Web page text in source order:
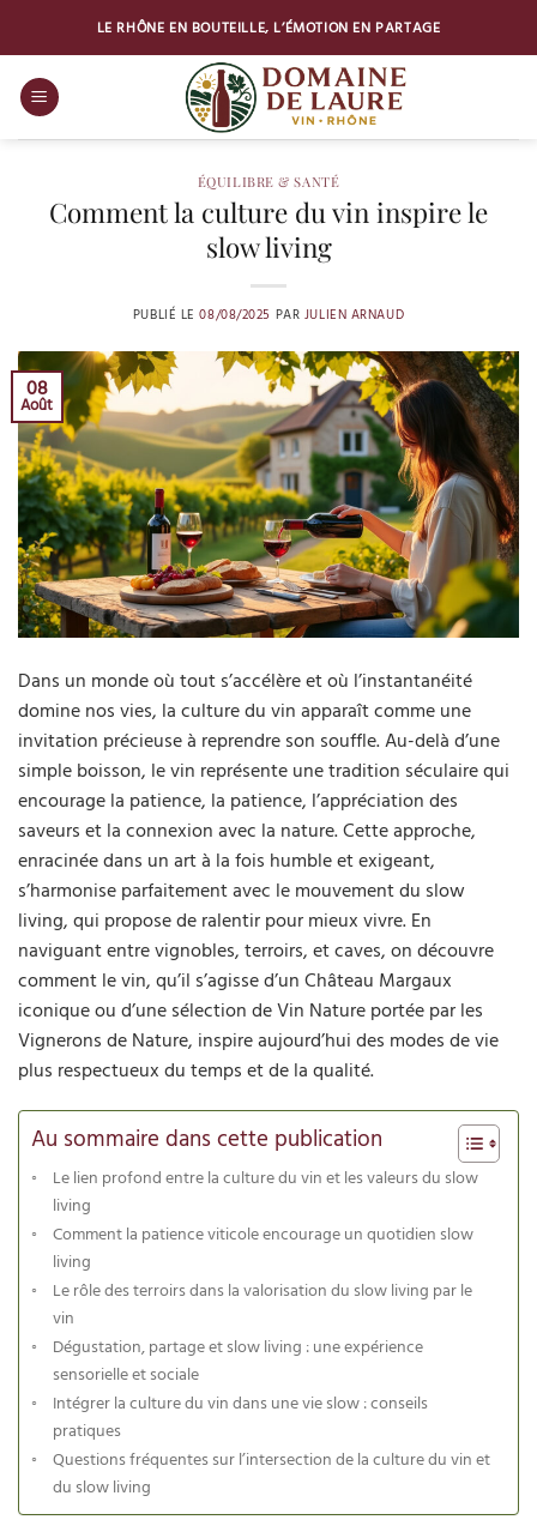
contenu
LE RHÔNE EN BOUTEILLE, L’ÉMOTION EN PARTAGE
ÉQUILIBRE & SANTÉ
Comment la culture du vin inspire le
slow living
PUBLIÉ LE08/08/2025 PAR JULIEN ARNAUD
08
Août
Dans un monde où tout s’accélère et où l’instantanéité
domine nos vies, la culture du vin apparaît comme une
invitation précieuse à reprendre son souffle. Au-delà d’une
simple boisson, le vin représente une tradition séculaire qui
encourage la patience, la patience, l’appréciation des
saveurs et la connexion avec la nature. Cette approche,
enracinée dans un art à la fois humble et exigeant,
s’harmonise parfaitement avec le mouvement du slow
living, qui propose de ralentir pour mieux vivre. En
naviguant entre vignobles, terroirs, et caves, on découvre
comment le vin, qu’il s’agisse d’un Château Margaux
iconique ou d’une sélection de Vin Nature portée par les
Vignerons de Nature, inspire aujourd’hui des modes de vie
plus respectueux du temps et de la qualité.
Au sommaire dans cette publication
Le lien profond entre la culture du vin et les valeurs du slow
living
Comment la patience viticole encourage un quotidien slow
living
Le rôle des terroirs dans la valorisation du slow living par le
vin
Dégustation, partage et slow living : une expérience
sensorielle et sociale
Intégrer la culture du vin dans une vie slow : conseils
pratiques
Questions fréquentes sur l’intersection de la culture du vin et
du slow living